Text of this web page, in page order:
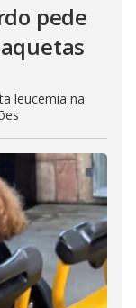
pede
leucemia na